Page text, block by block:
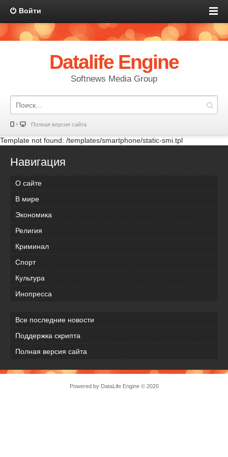
Войти
Datalife Engine
Softnews Media Group
Полная версия сайта
Template not found: /templates/smartphone/static-smi.tpl
Навигация
О сайте
В мире
Экономика
Религия
Криминал
Спорт
Культура
Инопресса
Все последние новости
Поддержка скрипта
Полная версия сайта
Powered by DataLife Engine© 2020